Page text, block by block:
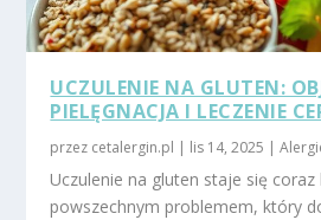
UCZULENIE NA GLUTEN:
PIELĘGNACJA I LECZENIE
przez cetalergin.pl | lis 14, 2025 |
Uczulenie na gluten staje się coraz
powszechnym problemem, który